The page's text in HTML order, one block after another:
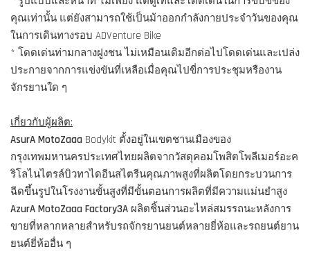
คุณเท่านั้น แต่ยังสามารถใช้เป็นม้าออกกำลังกายประจำวันของคุณ
ในการเดินทางรอบ ADVenture Bike
* โดดเด่นท่ามกลางฝูงชน ไม่เหมือนเดิมอีกต่อไปโดดเด่นและเปล่ง
ประกายจากการแข่งขันที่เหลือเมื่อคุณไปขี่การประชุมหรืองาน
จักรยานใด ๆ
เกี่ยวกับผู้ผลิต:
AsurA MotoZaaa Bodykit ตั้งอยู่ในเขตชานเมืองของ
กรุงเทพมหานครประเทศไทยผลิตจากวัสดุคอมโพสิตโพลีเมอร์อะค
ริโลไนไตรล์บิวทาไดอีนสไตรีนคุณภาพสูงที่ผลิตโดยกระบวนการ
ฉีดขึ้นรูปในโรงงานขั้นสูงที่มีขั้นตอนการผลิตที่มีความแม่นยำสูง
AzurA MotoZaaa Factory3A ผลิตชิ้นส่วนอะไหล่สมรรถนะหลังการ
ขายที่หลากหลายสำหรับรถจักรยานยนต์หลายยี่ห้อและรถยนต์ยาน
ยนต์ยี่ห้ออื่น ๆ